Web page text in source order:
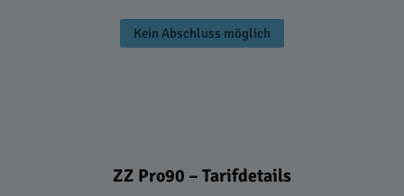
Kein Abschluss möglich
ZZ Pro90 – Tarifdetails